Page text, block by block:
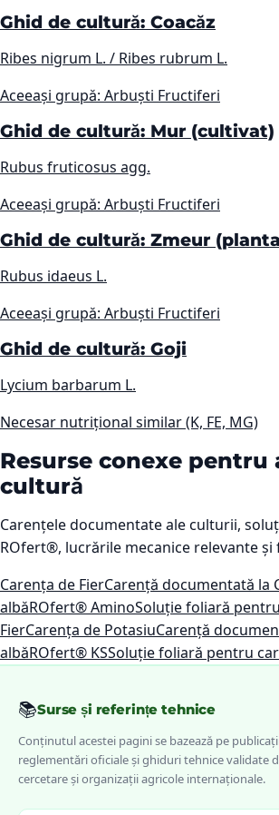
Ghid de cultură: Coacăz
Ribes nigrum L. / Ribes rubrum L.
Aceeași grupă: Arbuști Fructiferi
Ghid de cultură: Mur (cultivat)
Rubus fruticosus agg.
Aceeași grupă: Arbuști Fructiferi
Ghid de cultură: Zmeur
Rubus idaeus L.
Aceeași grupă: Arbuști Fructiferi
Ghid de cultură: Goji
Lycium barbarum L.
Necesar nutrițional similar (K, FE, MG)
Resurse conexe pentru
cultură
Carențele documentate ale culturii,
ROfert®, lucrările mecanice relevante și
Carența de FierCarență documentată la
albăROfert® AminoSoluție foliară
FierCarența de PotasiuCarență
albăROfert® KSSoluție foliară pentru
📚Surse și referințe tehnice
Conținutul acestei pagini se bazează pe
reglementări oficiale și ghiduri tehnice validate
cercetare și organizații agricole internaționale.